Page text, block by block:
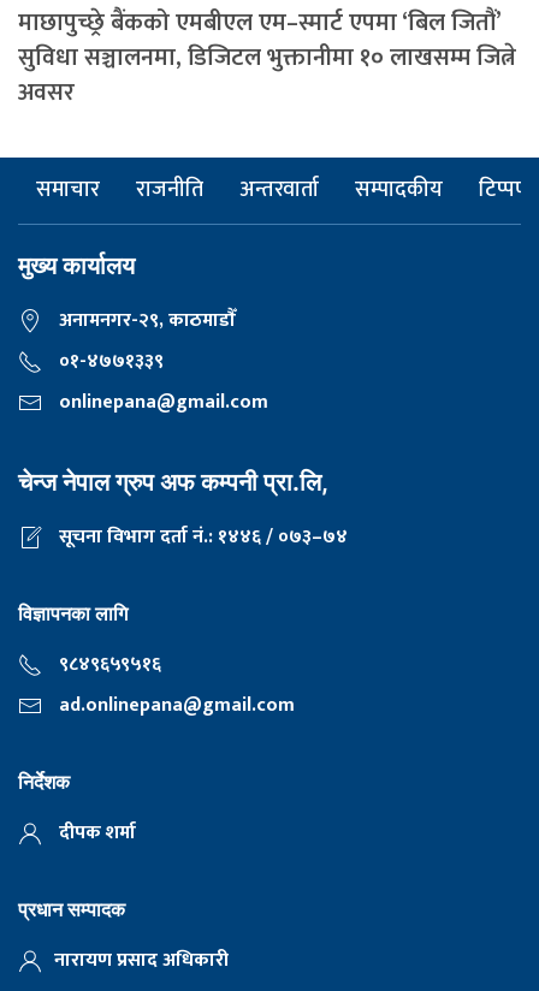
माछापुच्छ्रे बैंकको एमबीएल एम–स्मार्ट एपमा ‘बिल जितौं’
सुविधा सञ्चालनमा, डिजिटल भुक्तानीमा १० लाखसम्म जित्ने
अवसर
समाचार राजनीति अन्तरवार्ता सम्पादकीय टिप्पणी
मुख्य कार्यालय
अनामनगर-२९, काठमाडाैँ
०१-४७७१३३९
onlinepana@gmail.com
चेन्ज नेपाल ग्रुप अफ कम्पनी प्रा.लि,
सूचना विभाग दर्ता नं.: १४४६ / ०७३–७४
विज्ञापनका लागि
९८४९६५९५१६
ad.onlinepana@gmail.com
निर्देशक
दीपक शर्मा
प्रधान सम्पादक
नारायण प्रसाद अधिकारी